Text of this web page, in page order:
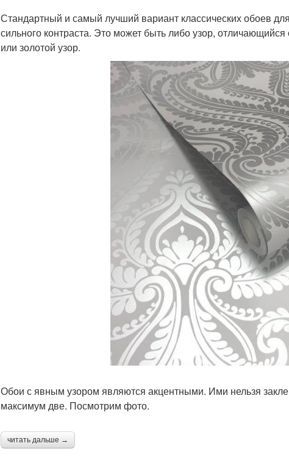
Стандартный и самый лучший вариант классических обоев
сильного контраста. Это может быть либо узор,
или золотой узор.
Обои с явным узором являются акцентными. Ими нельзя
максимум две. Посмотрим фото.
читать дальше →